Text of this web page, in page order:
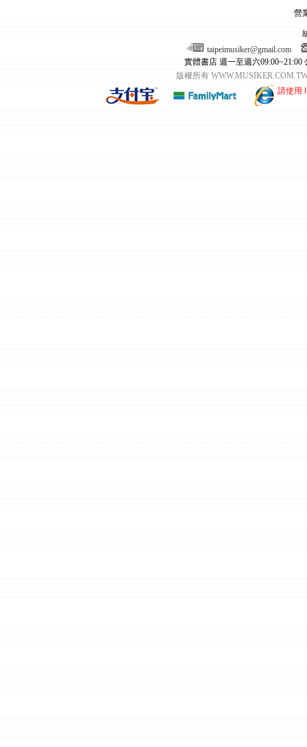
營
taipeimusiker@gmail.com
實體書店 週一至週六09:00~21:00
版權所有
請使用